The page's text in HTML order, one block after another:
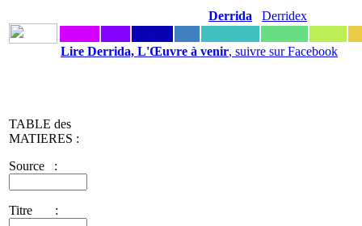
Derrida Derridex
Lire Derrida, L'Œuvre à venir, suivre sur Facebook
TABLE des
MATIERES :
Source :
Titre :